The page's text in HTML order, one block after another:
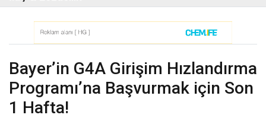
Bayer’in G4A Girişim Hızlandırma
Programı’na Başvurmak için Son
1 Hafta!